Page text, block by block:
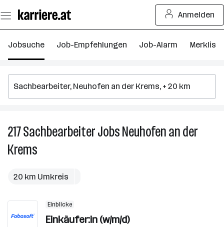
Seiteninhalt
springen
Anmelden
Jobsuche Job-Empfehlungen Job-Alarm Merkliste
217SachbearbeiterJobsNeuhofen an der
Krems
20 km Umkreis
Einblicke
Einkäufer:in (w/m/d)